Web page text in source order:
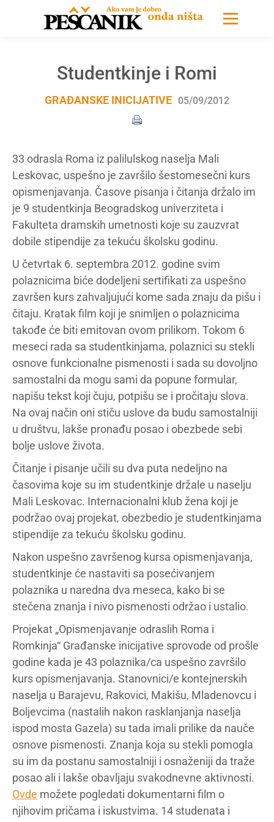
Studentkinje i Romi
GRAĐANSKE INICIJATIVE 05/09/2012
33 odrasla Roma iz palilulskog naselja Mali
Leskovac, uspešno je završilo šestomesečni kurs
opismenjavanja. Časove pisanja i čitanja držalo im
je 9 studentkinja Beogradskog univerziteta i
Fakulteta dramskih umetnosti koje su zauzvrat
dobile stipendije za tekuću školsku godinu.
U četvrtak 6. septembra 2012. godine svim
polaznicima biće dodeljeni sertifikati za uspešno
završen kurs zahvaljujući kome sada znaju da pišu i
čitaju. Kratak film koji je snimljen o polaznicima
takođe će biti emitovan ovom prilikom. Tokom 6
meseci rada sa studentkinjama, polaznici su stekli
osnove funkcionalne pismenosti i sada su dovoljno
samostalni da mogu sami da popune formular,
napišu tekst koji čuju, potpišu se i pročitaju slova.
Na ovaj način oni stiču uslove da budu samostalniji
u društvu, lakše pronađu posao i obezbede sebi
bolje uslove života.
Čitanje i pisanje učili su dva puta nedeljno na
časovima koje su im studentkinje držale u naselju
Mali Leskovac. Internacionalni klub žena koji je
podržao ovaj projekat, obezbedio je studentkinjama
stipendije za tekuću školsku godinu.
Nakon uspešno završenog kursa opismenjavanja,
studentkinje će nastaviti sa posećivanjem
polaznika u naredna dva meseca, kako bi se
stečena znanja i nivo pismenosti održao i ustalio.
Projekat „Opismenjavanje odraslih Roma i
Romkinja“ Građanske inicijative sprovode od prošle
godine kada je 43 polaznika/ca uspešno završilo
kurs opismenjavanja. Stanovnici/e kontejnerskih
naselja u Barajevu, Rakovici, Makišu, Mladenovcu i
Boljevcima (nastalih nakon rasklanjanja naselja
ispod mosta Gazela) su tada imali prilike da nauče
osnove pismenosti. Znanja koja su stekli pomogla
su im da postanu samostalniji i osnaženiji da traže
posao ali i lakše obavljaju svakodnevne aktivnosti.
Ovde možete pogledati dokumentarni film o
njihovim pričama i iskustvima. 14 studenata i